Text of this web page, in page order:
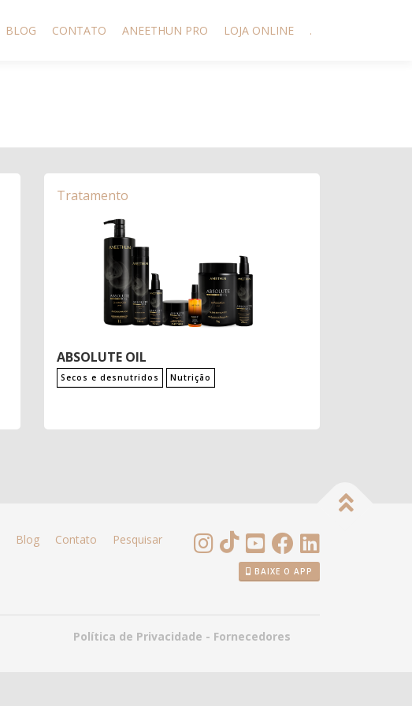
BLOG CONTATO ANEETHUN PRO LOJA ONLINE .
Tratamento
ABSOLUTE OIL
Secos e desnutridos Nutrição
Blog Contato Pesquisar
BAIXE O APP
Política de Privacidade - Fornecedores